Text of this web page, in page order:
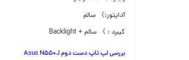
آداپتور:》 سالم
کیبرد : 》 سالم + Backlight
بررسی لپ تاپ دست دوم Asus N550J